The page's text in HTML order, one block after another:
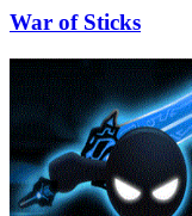
War of Sticks